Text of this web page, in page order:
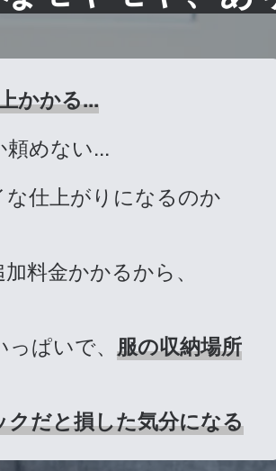
かかる...
めない...
仕上がりになるのか
料金かかるから、
ぱいで、 服の収納場所
クだと損した気分になる